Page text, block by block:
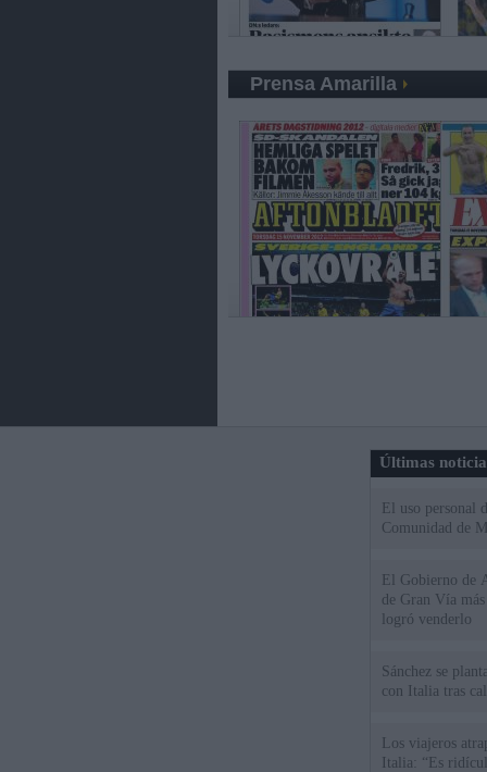
Prensa Amarilla
Últimas
El uso personal
Comunidad de
El Gobierno de
de Gran Vía
logró venderlo
Sánchez se
con Italia tras
Los viajeros
Italia: “Es